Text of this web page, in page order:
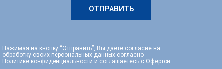
ОТПРАВИТЬ
Нажимая на кнопку “Отправить”, Вы даете согласие на
обработку своих персональных данных согласно
Политике конфиденциальности и соглашаетесь с Офертой